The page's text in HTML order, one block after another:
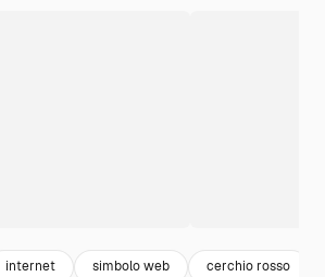
internet simbolo web cerchio rosso